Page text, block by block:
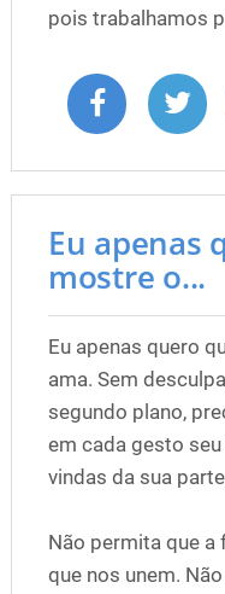
pois trabalhamos
Eu apenas
mostre o...
Eu apenas quero
ama. Sem
segundo plano,
em cada gesto
vindas da sua
Não permita que
que nos unem.